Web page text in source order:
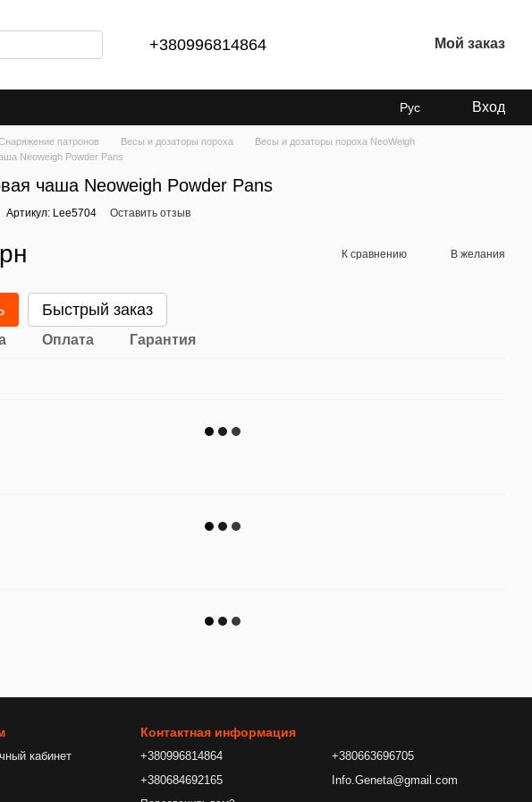
+380996814864 Мой заказ
Рус Вход
патронов Весы и дозаторы пороха
Весы и дозаторы пороха NeoWeigh
Neoweigh Powder Pans
чаша Neoweigh Powder Pans
Артикул: Lee5704 Оставить отзыв
К сравнению В желания
Быстрый заказ
Оплата Гарантия
кабинет
Контактная информация
+380996814864
+380684692165
+380663696705
Info.Geneta@gmail.com